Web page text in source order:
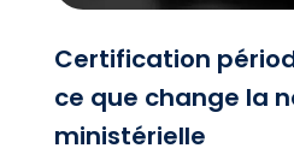
Certification
ce que change la
ministérielle